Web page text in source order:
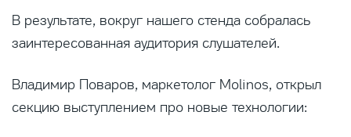
В результате, вокруг нашего стенда собралась
заинтересованная аудитория слушателей.
Владимир Поваров, маркетолог Molinos, открыл
секцию выступлением про новые технологии: